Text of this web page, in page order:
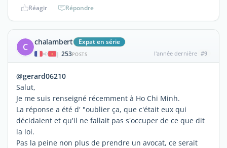
Réagir Répondre
C chalambert Expat en série
| 253POSTS l'année dernière #9
@gerard06210
Salut,
Je me suis renseigné récemment à Ho Chi Minh.
La réponse a été d' "oublier ça, que c'était eux qui
décidaient et qu'il ne fallait pas s'occuper de ce que dit
la loi.
Pas la peine non plus de prendre un avocat, ce serait